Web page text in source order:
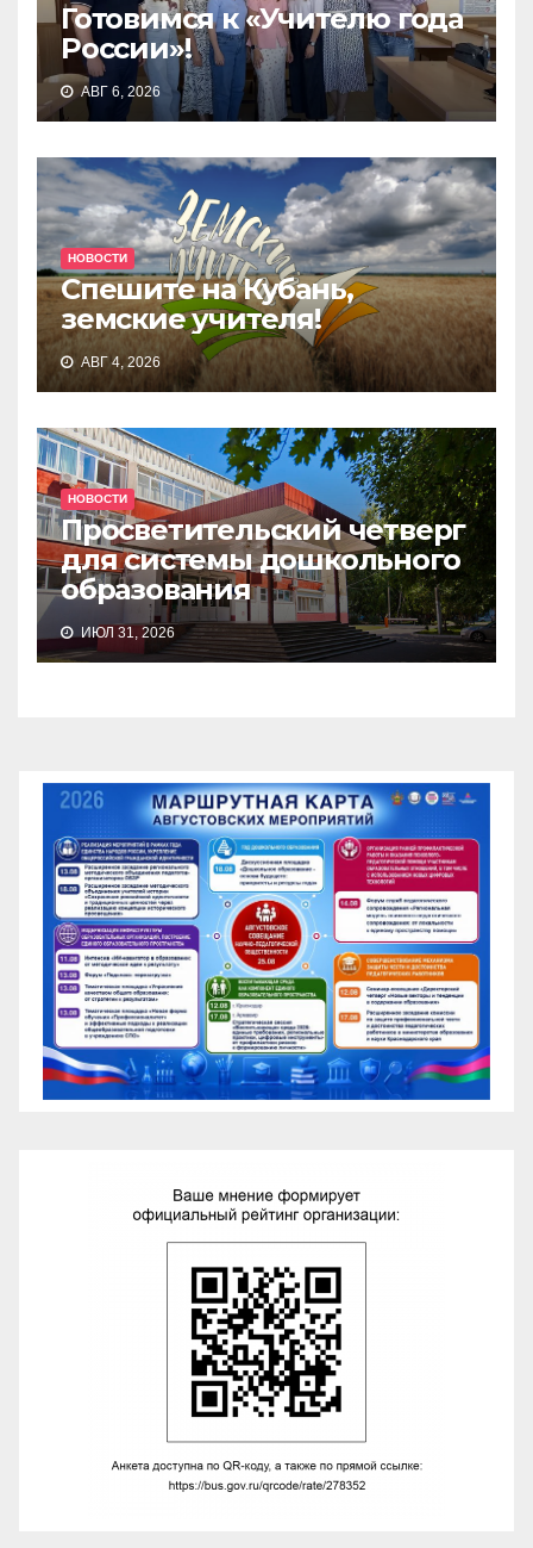
Готовимся к «Учителю года
России»!
АВГ 6, 2026
НОВОСТИ
Спешите на Кубань,
земские учителя!
АВГ 4, 2026
НОВОСТИ
Просветительский четверг
для системы дошкольного
образования
ИЮЛ 31, 2026